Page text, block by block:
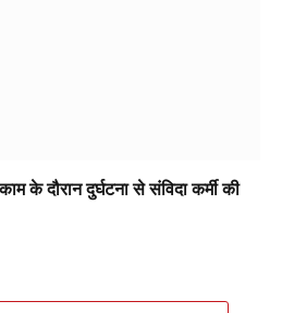
के दौरान दुर्घटना से संविदा कर्मी की